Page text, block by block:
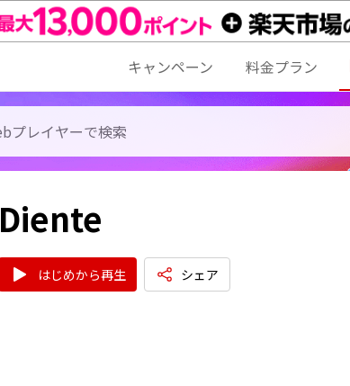
キャンペーン 料金プラン
Diente
はじめから再生 シェア